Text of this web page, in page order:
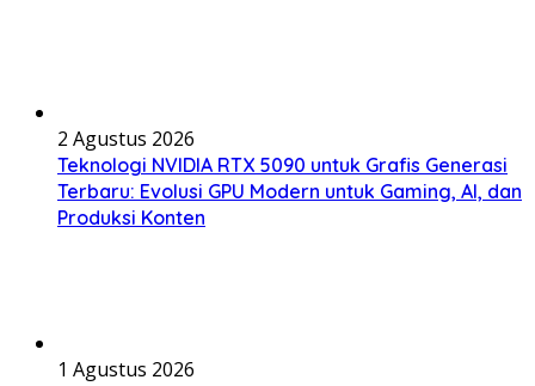
2 Agustus 2026
Teknologi NVIDIA RTX 5090 untuk Grafis Generasi
Terbaru: Evolusi GPU Modern untuk Gaming, AI, dan
Produksi Konten
1 Agustus 2026